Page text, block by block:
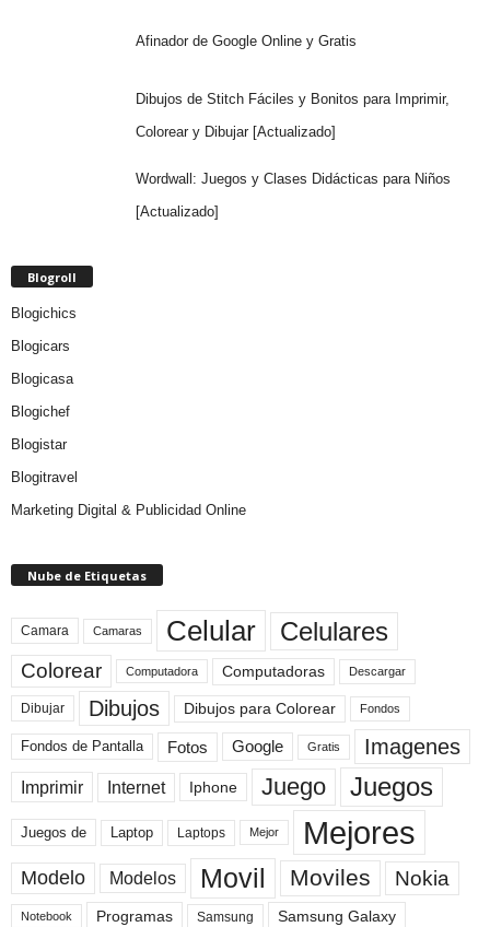
Afinador de Google Online y Gratis
Dibujos de Stitch Fáciles y Bonitos para Imprimir,
Colorear y Dibujar [Actualizado]
Wordwall: Juegos y Clases Didácticas para Niños
[Actualizado]
Blogroll
Blogichics
Blogicars
Blogicasa
Blogichef
Blogistar
Blogitravel
Marketing Digital & Publicidad Online
Nube de Etiquetas
Camara Camaras Celular Celulares
Colorear Computadora Computadoras Descargar
Dibujar Dibujos Dibujos para Colorear Fondos
Fondos de Pantalla Fotos Google Gratis Imagenes
Imprimir Internet Iphone Juego Juegos
Juegos de Laptop Laptops Mejor Mejores
Modelo Modelos Movil Moviles Nokia
Notebook Programas Samsung Samsung Galaxy